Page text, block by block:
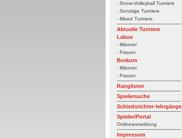
- Snow-Volleyball Turniere
- Sonstige Turniere
- Mixed Turniere
Aktuelle Turniere
Laboe
- Männer
- Frauen
Borkum
- Männer
- Frauen
Ranglisten
Spielersuche
Schiedsrichter-lehrgänge
Spieler/Portal
Onlineanmeldung
Impressum